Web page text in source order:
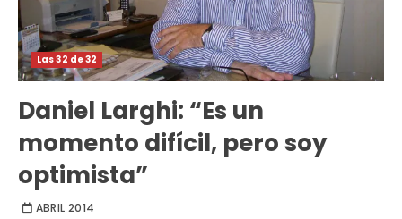
Las 32 de 32
Daniel Larghi: “Es un
momento difícil, pero soy
optimista”
ABRIL 2014